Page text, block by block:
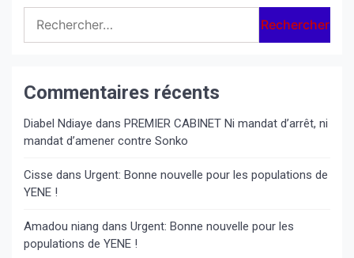
Commentaires récents
Diabel Ndiaye dans PREMIER CABINET Ni mandat d’arrêt, ni
mandat d’amener contre Sonko
Cisse dans Urgent: Bonne nouvelle pour les populations de
YENE !
Amadou niang dans Urgent: Bonne nouvelle pour les
populations de YENE !